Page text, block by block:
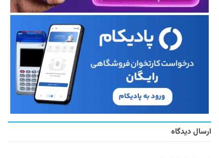
ارسال دیدگاه